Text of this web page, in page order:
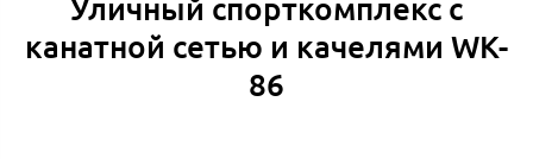
канатной сетью и качелями WK-
86